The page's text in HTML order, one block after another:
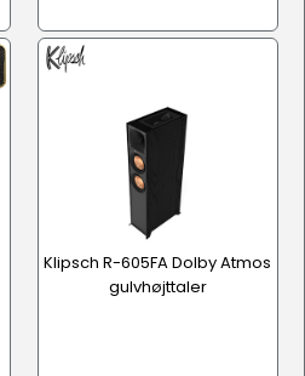
Klipsch R-605FA Dolby Atmos
gulvhøjttaler